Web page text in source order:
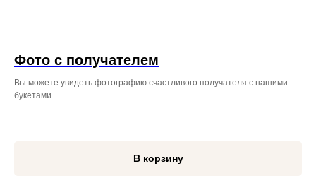
Фото с получателем
Вы можете увидеть фотографию счастливого получателя с нашими
букетами.
В корзину